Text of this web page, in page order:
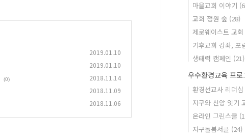
2019.01.10
2019.01.10
(0) 2018.11.14
2018.11.09
2018.11.06
마을교회 이야기
교회 정원 숲 (28)
제로웨이스트 교회
기후교회 강좌, 포
생태력 캠페인 (21)
우수환경교육 프로
환경선교사 리더
지구와 신앙 잇기
온라인 그린스쿨
지구돌봄서클 (24)